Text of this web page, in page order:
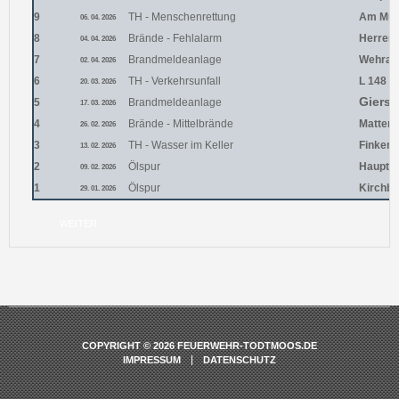
JUGENDFEUERWEHR
9
06. 04. 2026 TH - Menschenrettung
Am
8
04. 04. 2026 Brände - Fehlalarm
7
02. 04. 2026 Brandmeldeanlage
6
20. 03. 2026 TH - Verkehrsunfall
L 148
5
17. 03. 2026 Brandmeldeanlage
4 26. 02. 2026 Brände - Mittelbrände
3
13. 02. 2026 TH - Wasser im Keller
2
09. 02. 2026 Ölspur
1
29. 01. 2026 Ölspur
COPYRIGHT © 2026 FEUERWEHR-TODTMOOS.DE
IMPRESSUM
DATENSCHUTZ